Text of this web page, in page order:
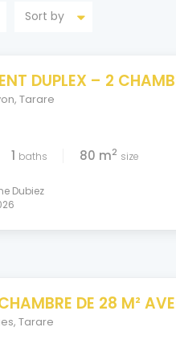
Sort by
DUPLEX – 2
, Tarare
1 baths 80 m2 size
Dubiez
DE 28 M²
, Tarare